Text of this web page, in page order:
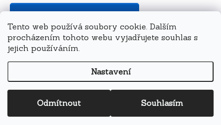
Tento web používá soubory cookie. Dalším
procházením tohoto webu vyjadřujete souhlas s
jejich používáním.
Nastavení
Odmítnout Souhlasím